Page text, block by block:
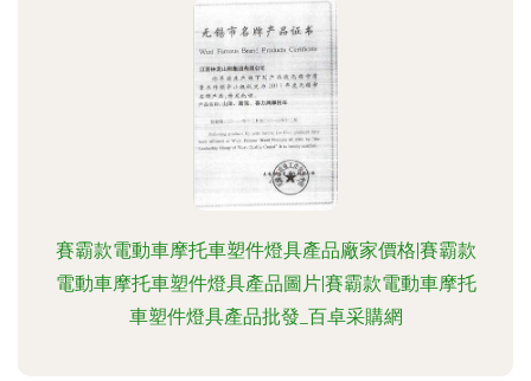
賽霸款電動車摩托車塑件燈具產品廠家價格|賽霸款
電動車摩托車塑件燈具產品圖片|賽霸款電動車摩托
車塑件燈具產品批發_百卓采購網